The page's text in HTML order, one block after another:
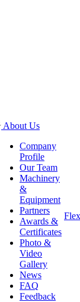
About Us
Company
Profile
Our Team
Machinery
&
Equipment
Partners
Awards &
Certificates
Photo &
Video
Gallery
News
FAQ
Feedback